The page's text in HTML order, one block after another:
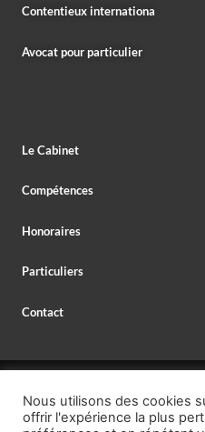
Contentieux internationa
Avocat pour particulier
Le Cabinet
Compétences
Honoraires
Particuliers
Contact
AVOCAT SPÉCIALISTE EN DROIT BANCAIRE,
MENTIONS LÉGALES– PROTECTION DES
Nous utilisons des cookies
offrir l'expérience la plus